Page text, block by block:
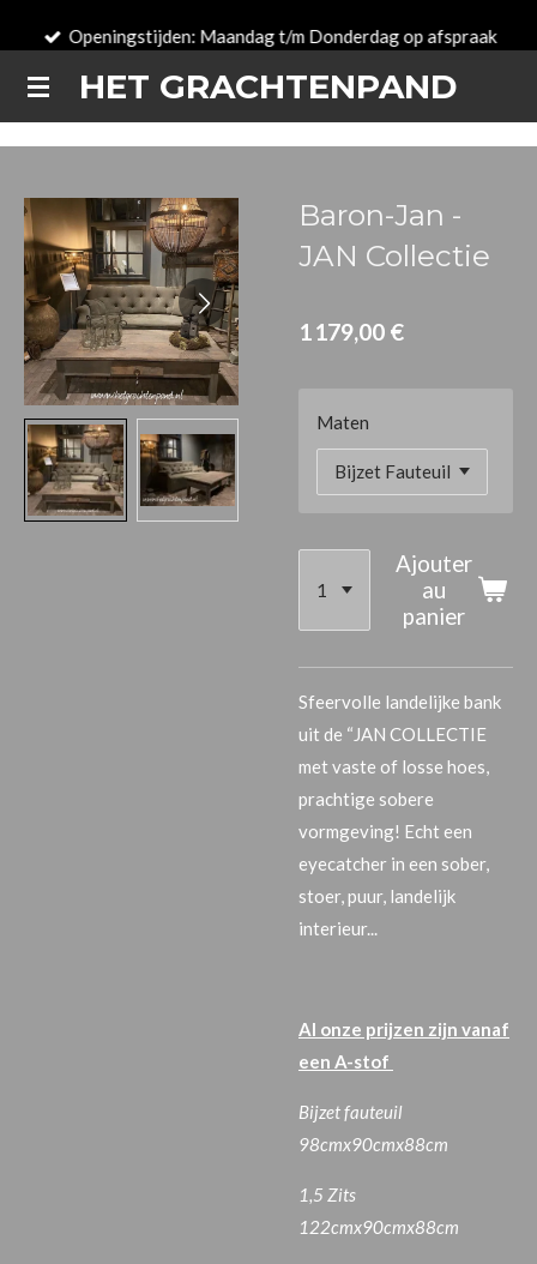
Passer
contenu
principal
HET GRACHTENPAND
Openingstijden: Maandag t/m Donderdag op afspraak
Baron-Jan -
JAN Collectie
1 179,00 €
Maten
Ajouter
au
panier
Sfeervolle landelijke bank
uit de “JAN COLLECTIE
met vaste of losse hoes,
prachtige sobere
vormgeving! Echt een
eyecatcher in een sober,
stoer, puur, landelijk
interieur...
Al onze prijzen zijn vanaf
een A-stof
Bijzet fauteuil
98cmx90cmx88cm
1,5 Zits
122cmx90cmx88cm